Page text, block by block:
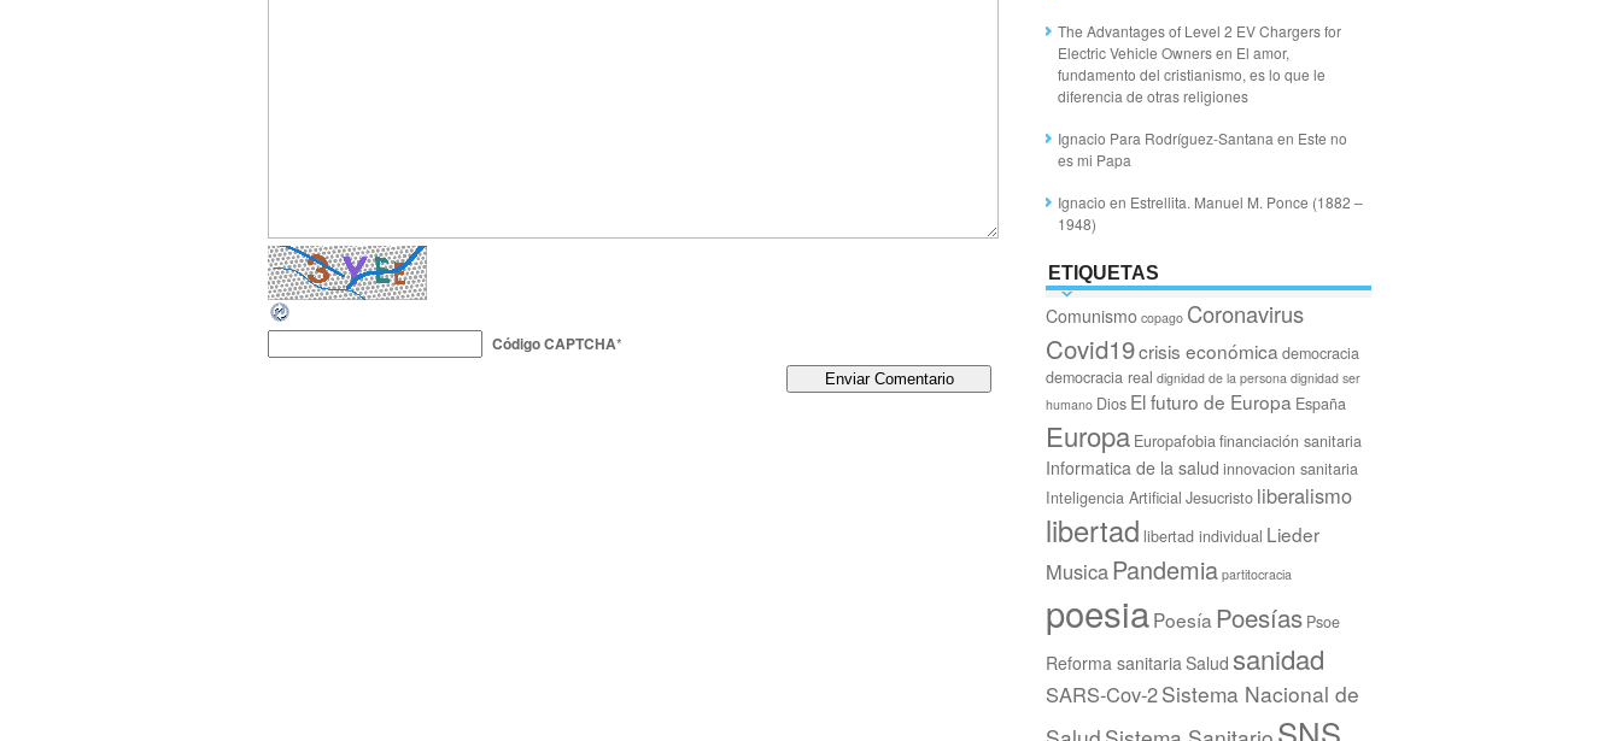
Código CAPTCHA*
The Advantages of Level 2 EV Chargers for
Electric Vehicle Ownersen El amor,
fundamento del cristianismo, es lo que le
diferencia de otras religiones
Ignacio Para Rodríguez-Santana en Este no
es mi Papa
Ignacio en Estrellita. Manuel M. Ponce (1882 –
1948)
ETIQUETAS
Comunismo copago Coronavirus
Covid19crisis económica democracia
democracia real dignidad de la persona dignidad ser
humano Dios El futuro de Europa España
Europa Europafobiafinanciación sanitaria
Informatica de la salud innovacion sanitaria
Inteligencia Artificial Jesucristo liberalismo
libertad libertad individual Lieder
MusicaPandemia partitocracia
poesiaPoesía Poesías Psoe
Reforma sanitariaSalud sanidad
SARS-Cov-2Sistema Nacional de